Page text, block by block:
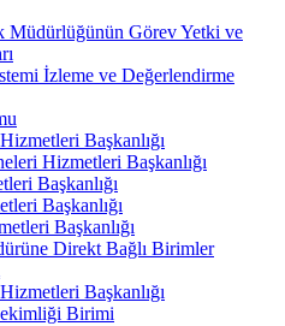
Müdürlüğünün Görev Yetki ve
İzleme ve Değerlendirme
Başkanlığı
Hizmetleri Başkanlığı
Başkanlığı
Başkanlığı
Başkanlığı
Direkt Bağlı Birimler
Başkanlığı
Birimi